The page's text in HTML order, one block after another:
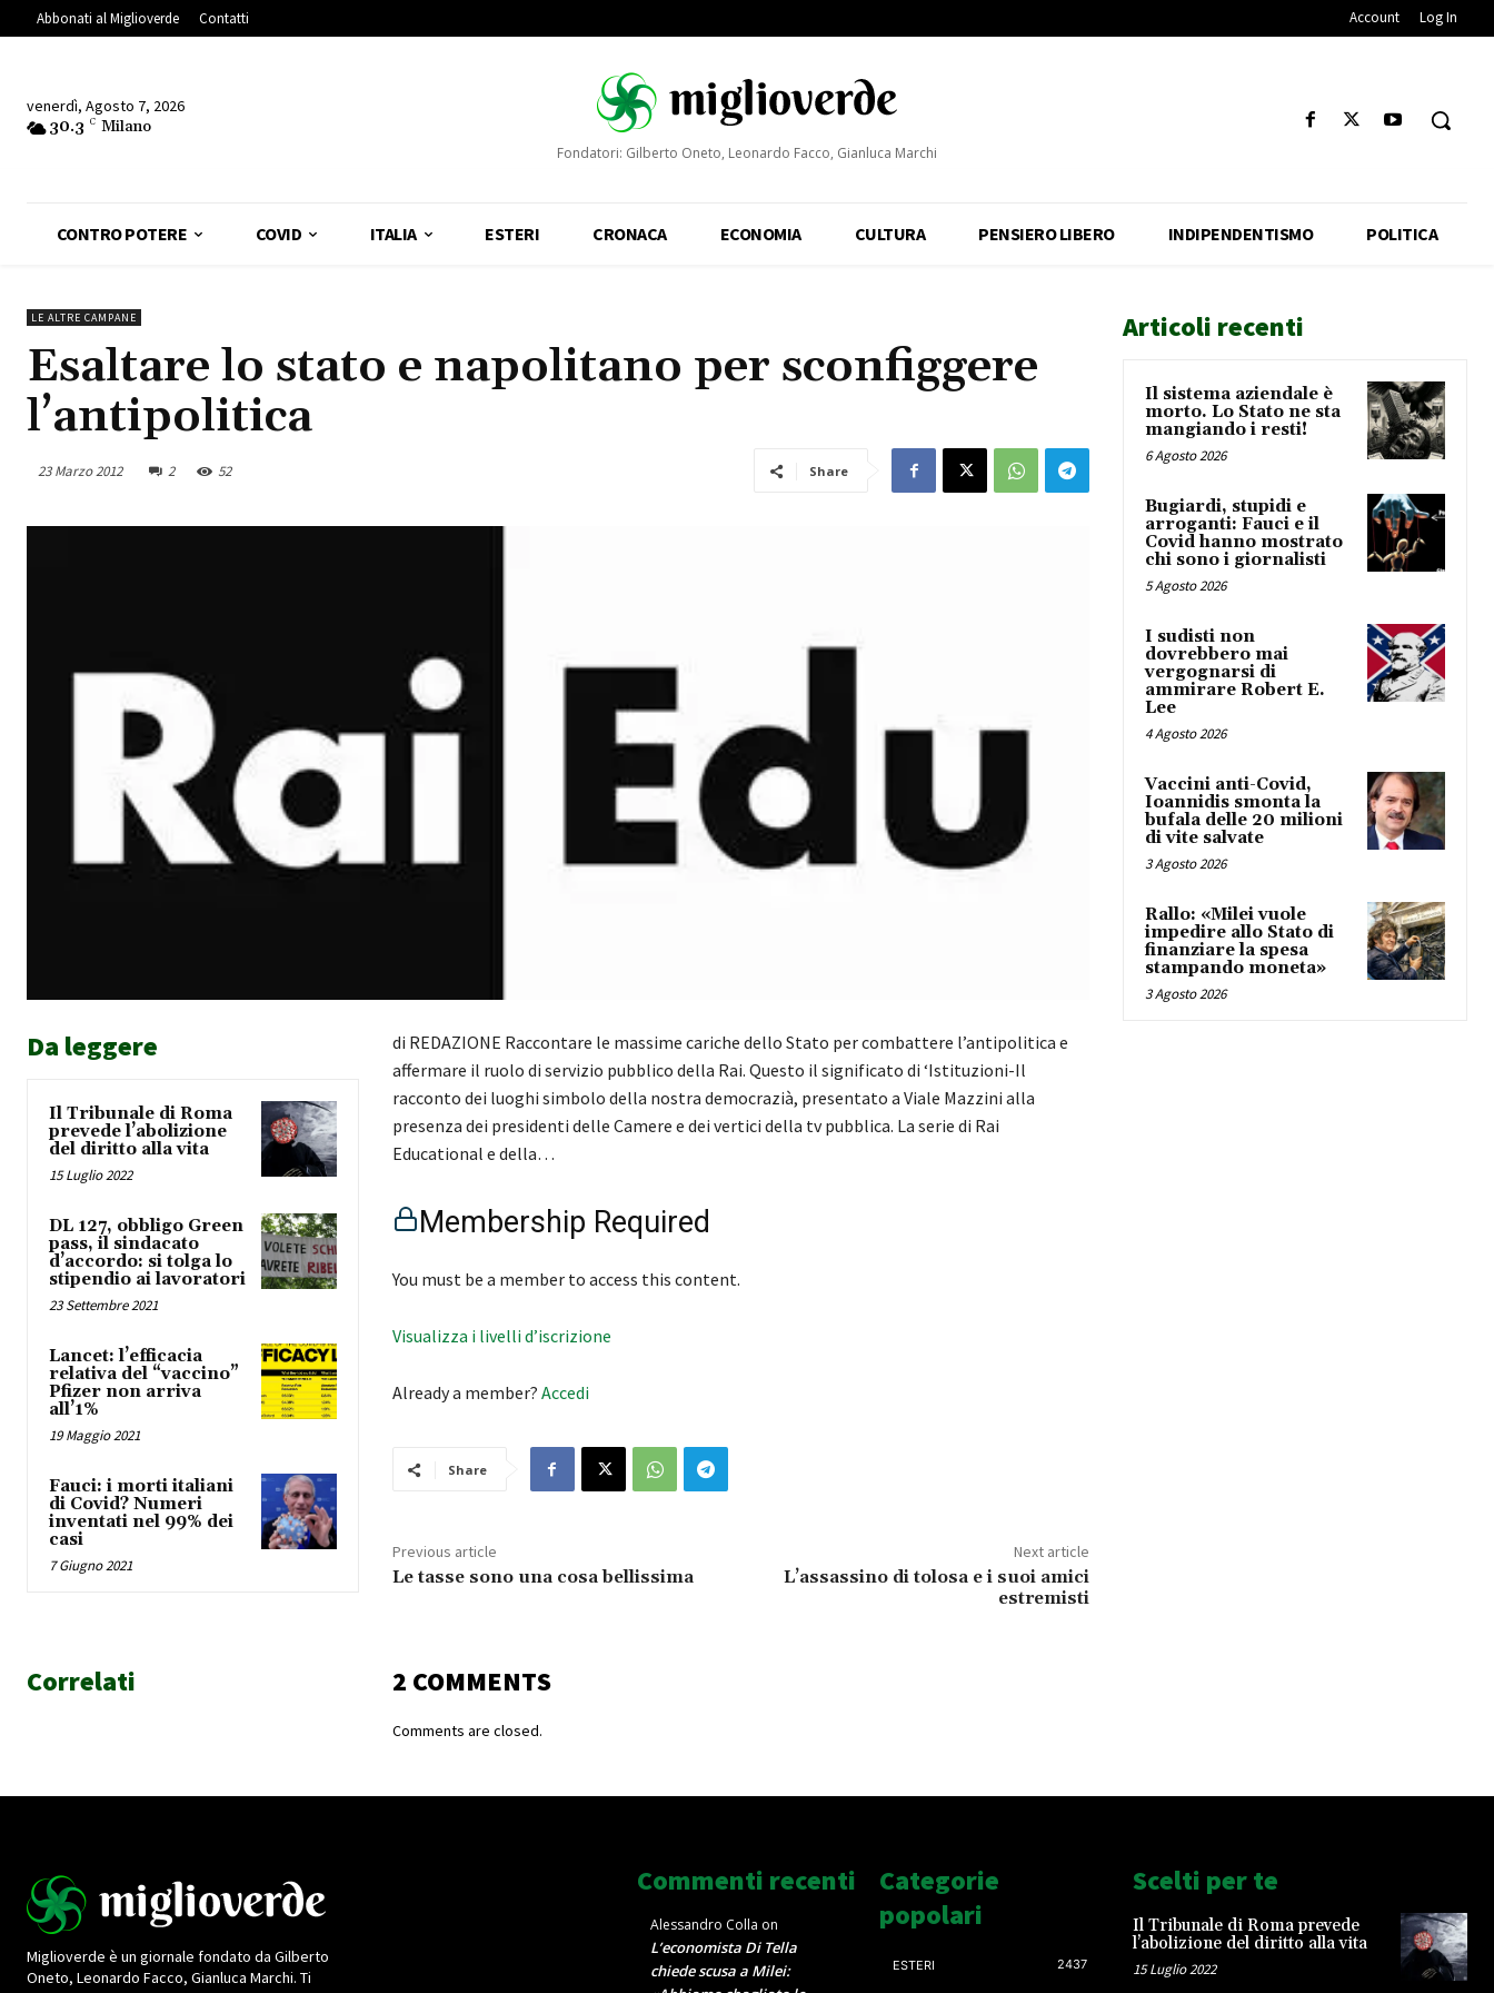
Abbonati al Miglioverde Contatti Account Log In
venerdì, Agosto 7, 2026
30.3 C Milano
Fondatori: Gilberto Oneto, Leonardo Facco, Gianluca Marchi
CONTRO POTERE COVID ITALIA ESTERI CRONACA ECONOMIA CULTURA PENSIERO LIBERO INDIPENDENTISMO POLITICA
LE ALTRE CAMPANE
Esaltare lo stato e napolitano per sconfiggere
l’antipolitica
23 Marzo 2012 2 52 Share
Da leggere
Il Tribunale di Roma
prevede l’abolizione
del diritto alla vita
15 Luglio 2022
DL 127, obbligo Green
pass, il sindacato
d’accordo: si tolga lo
stipendio ai lavoratori
23 Settembre 2021
Lancet: l’efficacia
relativa del “vaccino”
Pfizer non arriva
all’1%
19 Maggio 2021
Fauci: i morti italiani
di Covid? Numeri
inventati nel 99% dei
casi
7 Giugno 2021
di REDAZIONE Raccontare le massime cariche dello Stato per combattere l’antipolitica e
affermare il ruolo di servizio pubblico della Rai. Questo il significato di ‘Istituzioni-Il
racconto dei luoghi simbolo della nostra democrazià, presentato a Viale Mazzini alla
presenza dei presidenti delle Camere e dei vertici della tv pubblica. La serie di Rai
Educational e della…
Membership Required
You must be a member to access this content.
Visualizza i livelli d’iscrizione
Already a member? Accedi
Share
Previous article
Le tasse sono una cosa bellissima
Next article
L’assassino di tolosa e i suoi amici
estremisti
Correlati 2 COMMENTS
Comments are closed.
Articoli recenti
Il sistema aziendale è
morto. Lo Stato ne sta
mangiando i resti!
6 Agosto 2026
Bugiardi, stupidi e
arroganti: Fauci e il
Covid hanno mostrato
chi sono i giornalisti
5 Agosto 2026
I sudisti non
dovrebbero mai
vergognarsi di
ammirare Robert E.
Lee
4 Agosto 2026
Vaccini anti-Covid,
Ioannidis smonta la
bufala delle 20 milioni
di vite salvate
3 Agosto 2026
Rallo: «Milei vuole
impedire allo Stato di
finanziare la spesa
stampando moneta»
3 Agosto 2026
Miglioverde è un giornale fondato da Gilberto
Oneto, Leonardo Facco, Gianluca Marchi. Ti
Commenti recenti
Alessandro Colla on
L’economista Di Tella
chiede scusa a Milei:
Categorie
popolari
ESTERI 2437
Scelti per te
Il Tribunale di Roma prevede
l’abolizione del diritto alla vita
15 Luglio 2022